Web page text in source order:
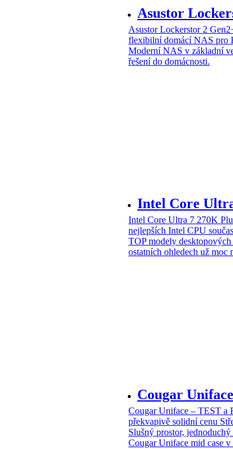
Asustor
Asustor Lockerstor 2
flexibilní domácí NAS pro
Moderní NAS v základní
řešení do domácnosti.
Intel Core
Intel Core Ultra 7 270K
nejlepších Intel CPU
TOP modely
ostatních ohledech už moc
Cougar
Cougar Uniface – TEST a
překvapivě solidní cenu
Slušný prostor,
Cougar Uniface mid case v